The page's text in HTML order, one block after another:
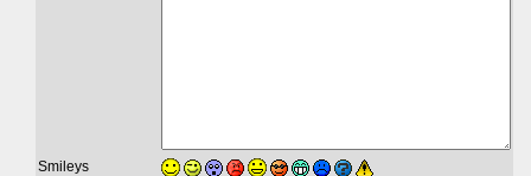
Smileys